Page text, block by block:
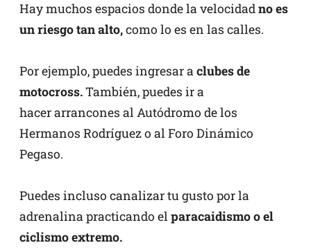
Hay muchos espacios donde la velocidadno es
un riesgo tan alto,como lo es en las calles.
Por ejemplo, puedes ingresar a clubes de
motocross.También, puedes ir a
hacer arrancones al Autódromo de los
Hermanos Rodríguez o al Foro Dinámico
Pegaso.
Puedes incluso canalizar tu gusto por la
adrenalina practicando el paracaidismo o el
ciclismo extremo.